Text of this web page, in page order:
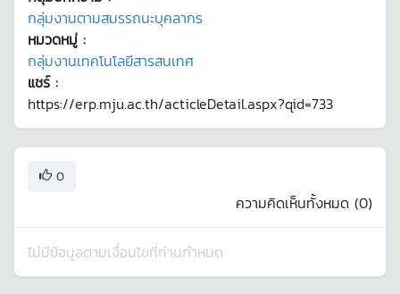
กลุ่มงานตามสมรรถนะบุคลากร
หมวดหมู่ :
กลุ่มงานเทคโนโลยีสารสนเทศ
แชร์ :
https://erp.mju.ac.th/acticleDetail.aspx?qid=733
0
ความคิดเห็นทั้งหมด (0)
ไม่มีข้อมูลตามเงื่อนไขที่ท่านกำหนด